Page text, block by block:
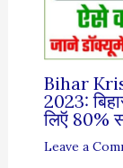
Bihar
2023:
लिऍ 80%
Leave a